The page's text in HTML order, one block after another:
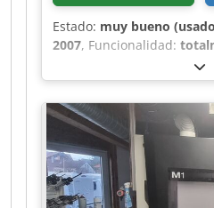
Estado: muy bueno
2007, Funcionalidad:
velocidad del cabezal
número de ranuras del
herramientas:68,
documentación / manual,
refrigeración , Centro de
MIKRON HSM 400 U
TNC 530 año de
pórtico. Mesa equipada